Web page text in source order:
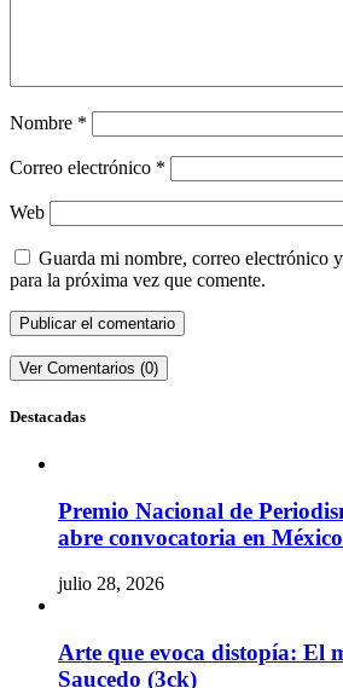
Nombre *
Correo electrónico *
Web
Guarda mi nombre, correo electrónico
para la próxima vez que comente.
Ver Comentarios (0)
Destacadas
Premio Nacional de
abre convocatoria en México
julio 28, 2026
Arte que evoca distopía: El
Saucedo (3ck)